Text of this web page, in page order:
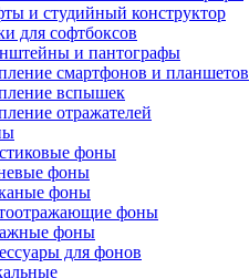
и студийный конструктор
для софтбоксов
и пантографы
смартфонов и планшетов
вспышек
отражателей
фоны
фоны
фоны
фоны
фоны
для фонов